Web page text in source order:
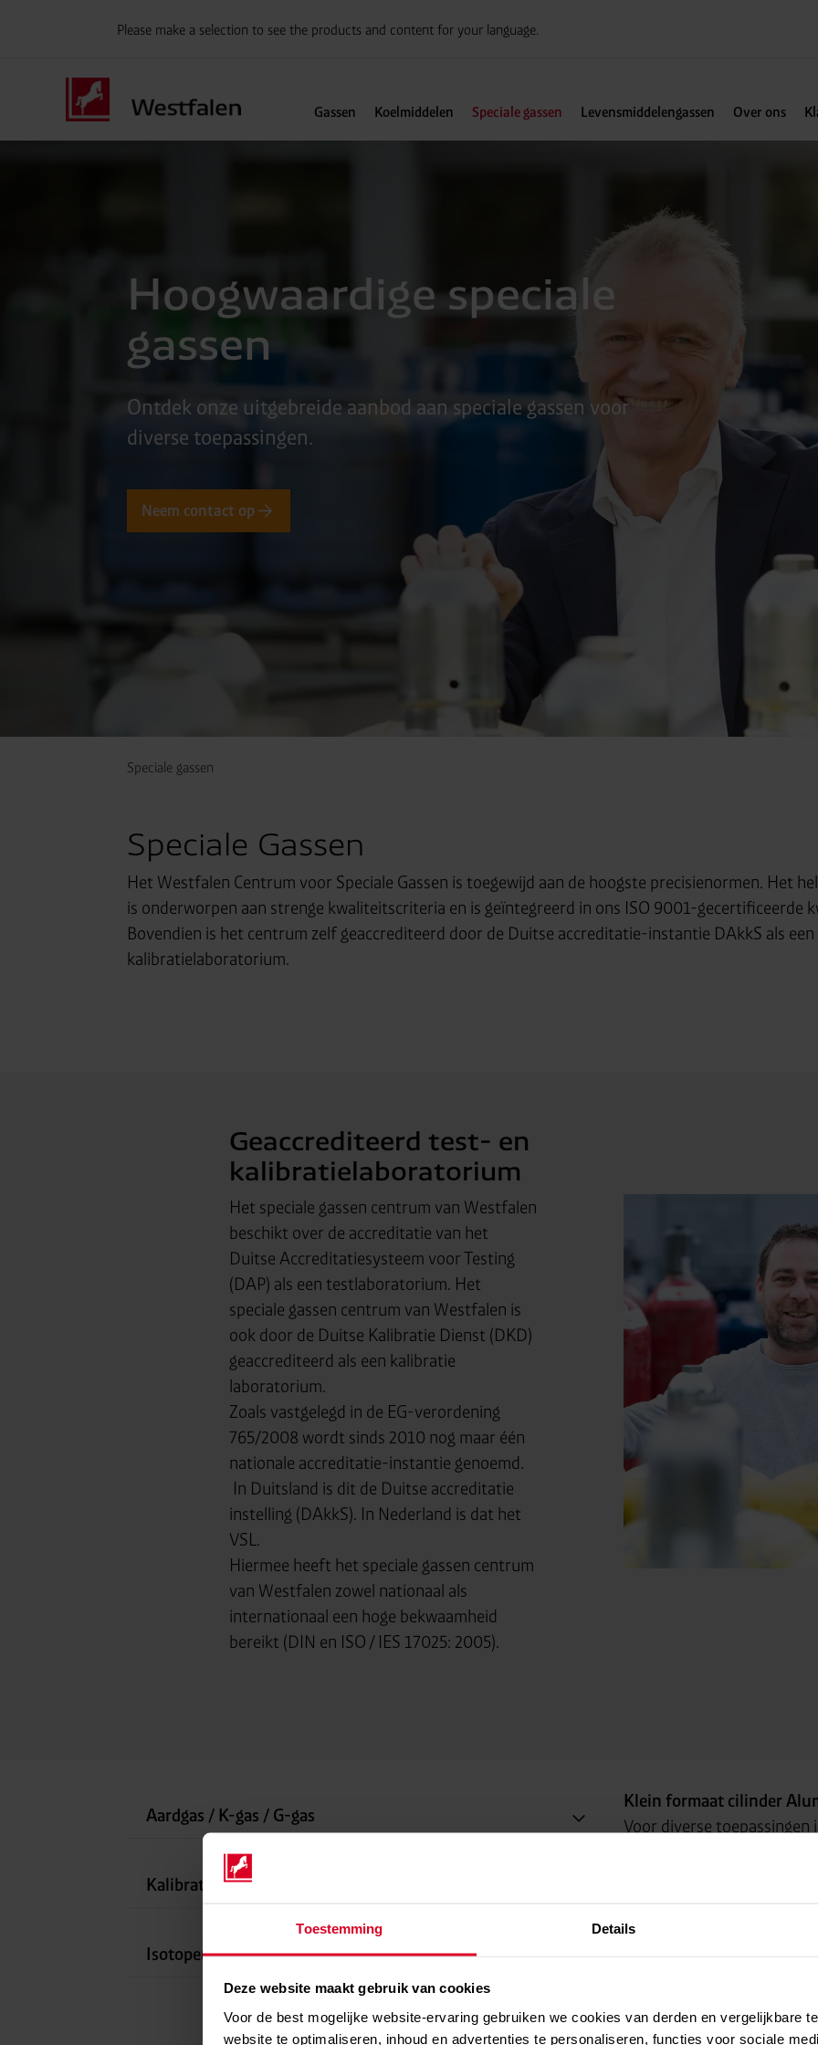
Toestemming Details
Deze website maakt gebruik van cookies
Voor de best mogelijke website-ervaring gebruiken we cookies van derden en vergelijkbare
website te optimaliseren, inhoud en advertenties te personaliseren, functies voor sociale
Please make a selection to see the products and content for your language.
Gassen Koelmiddelen Speciale gassen Levensmiddelengassen Over ons
Hoogwaardige speciale
gassen
Ontdek onze uitgebreide aanbod aan speciale gassen voor
diverse toepassingen.
Neem contact op
Speciale gassen
Speciale Gassen
Het Westfalen Centrum voor Speciale Gassen is toegewijd aan de hoogste precisienormen. Het
is onderworpen aan strenge kwaliteitscriteria en is geïntegreerd in ons ISO 9001-gecertificeerde
Bovendien is het centrum zelf geaccrediteerd door de Duitse accreditatie-instantie DAkkS als
kalibratielaboratorium.
Geaccrediteerd test- en
kalibratielaboratorium
Het speciale gassen centrum van Westfalen
beschikt over de accreditatie van het
Duitse Accreditatiesysteem voor Testing
(DAP) als een testlaboratorium. Het
speciale gassen centrum van Westfalen is
ook door de Duitse Kalibratie Dienst (DKD)
geaccrediteerd als een kalibratie
laboratorium.
Zoals vastgelegd in de EG-verordening
765/2008 wordt sinds 2010 nog maar één
nationale accreditatie-instantie genoemd.
In Duitsland is dit de Duitse accreditatie
instelling (DAkkS). In Nederland is dat het
VSL.
Hiermee heeft het speciale gassen centrum
van Westfalen zowel nationaal als
internationaal een hoge bekwaamheid
bereikt (DIN en ISO / IES 17025: 2005).
Aardgas / K-gas / G-gas
Kalibratiemengsels
Isotopen/isotopenmengsels
Klein formaat cilinder
Voor diverse toepassingen
noodzakelijk. Het gebruik
In de duikwereld worden
duiken. Daarbij zijn
essentiële componenten